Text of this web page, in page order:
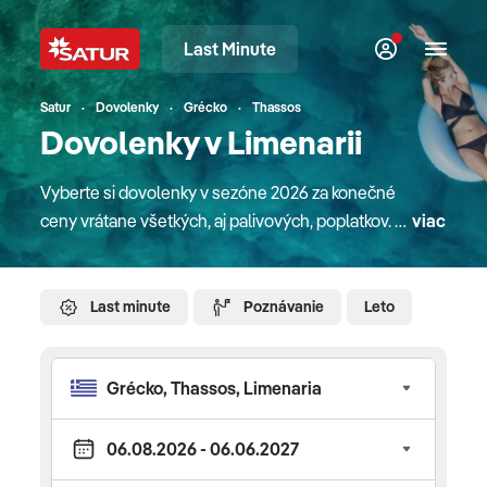
Last Minute
Satur Dovolenky Grécko Thassos
Dovolenky v Limenarii
Vyberte si dovolenky v sezóne 2026 za konečné
ceny vrátane všetkých, aj palivových, poplatkov. V
našej ponuke nájdete atraktívne pobyty v
mori, plavby loďou, poznávacie zájazdy alebo
zaujímavé detské paušále a pobyty na Slovensku
majú deti úplne zdarma. V mnohých hoteloch
doma aj v zahraničí sa o zábavu detí starajú
slovenskí animátori rodinného klubu Planet Fun.
Do letných destinácií sa s nami dostanete letecky
viac
Last minute Poznávanie Leto